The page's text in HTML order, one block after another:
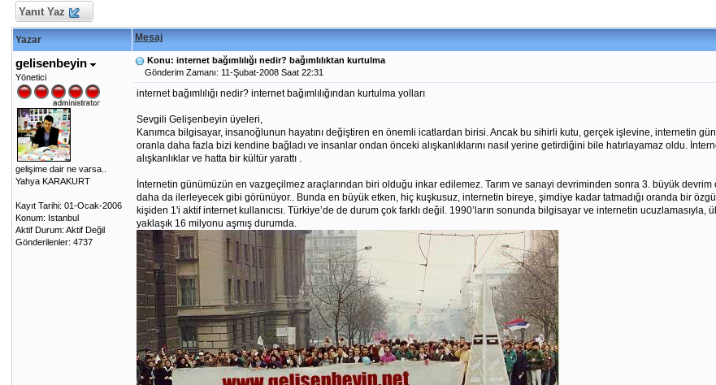
Yanıt Yaz
Yazar Mesaj
gelisenbeyin
Yönetici
gelişime dair ne varsa..
Yahya KARAKURT
Kayıt Tarihi: 01-Ocak-2006
Konum: Istanbul
Aktif Durum: Aktif Değil
Gönderilenler: 4737
Konu: internet bağımlılığı nedir? bağımlılıktan kurtulma
Gönderim Zamanı: 11-Şubat-2008 Saat 22:31
internet bağımlılığı nedir? internet bağımlılığından kurtulma yolları
Sevgili Gelişenbeyin üyeleri,
Kanımca bilgisayar, insanoğlunun hayatını değiştiren en önemli icatlardan birisi. Ancak bu sihirli kutu, gerçek işlevine, internetin
oranla daha fazla bizi kendine bağladı ve insanlar ondan önceki alışkanlıklarını nasıl yerine getirdiğini bile hatırlayamaz oldu.
alışkanlıklar ve hatta bir kültür yarattı .
İnternetin günümüzün en vazgeçilmez araçlarından biri olduğu inkar edilemez. Tarım ve sanayi devriminden sonra 3. büyük
daha da ilerleyecek gibi görünüyor.. Bunda en büyük etken, hiç kuşkusuz, internetin bireye, şimdiye kadar tatmadığı oranda bir
kişiden 1'i aktif internet kullanıcısı. Türkiye’de de durum çok farklı değil. 1990’ların sonunda bilgisayar ve internetin
yaklaşık 16 milyonu aşmış durumda.